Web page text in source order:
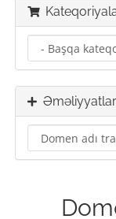
Əməliyyatlar